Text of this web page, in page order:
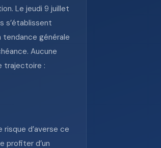
Le jeudi 9 juillet
s’établissent
tendance générale
Aucune
trajectoire :
d’averse ce
profiter d’un